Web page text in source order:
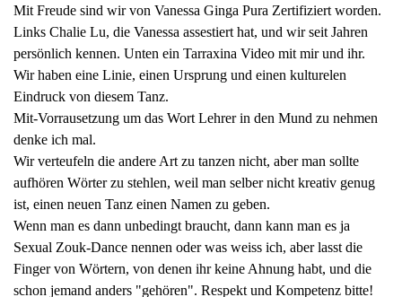
Mit Freude sind wir von Vanessa Ginga Pura Zertifiziert worden.
Links Chalie Lu, die Vanessa assestiert hat, und wir seit Jahren
persönlich kennen. Unten ein Tarraxina Video mit mir und ihr.
Wir haben eine Linie, einen Ursprung und einen kulturelen
Eindruck von diesem Tanz.
Mit-Vorrausetzung um das Wort Lehrer in den Mund zu nehmen
denke ich mal.
Wir verteufeln die andere Art zu tanzen nicht, aber man sollte
aufhören Wörter zu stehlen, weil man selber nicht kreativ genug
ist, einen neuen Tanz einen Namen zu geben.
Wenn man es dann unbedingt braucht, dann kann man es ja
Sexual Zouk-Dance nennen oder was weiss ich, aber lasst die
Finger von Wörtern, von denen ihr keine Ahnung habt, und die
schon jemand anders "gehören". Respekt und Kompetenz bitte!